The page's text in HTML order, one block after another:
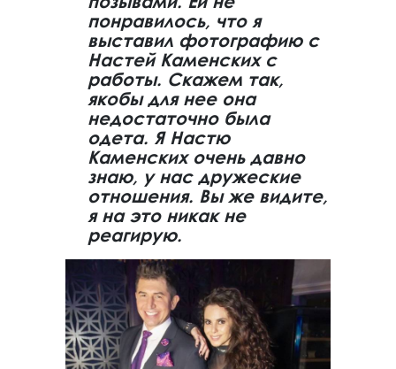
понравилось, что я
выставил фотографию с
Настей Каменских с
работы. Скажем так,
якобы для нее она
недостаточно была
одета. Я Настю
Каменских очень давно
знаю, у нас дружеские
отношения. Вы же видите,
я на это никак не
реагирую.